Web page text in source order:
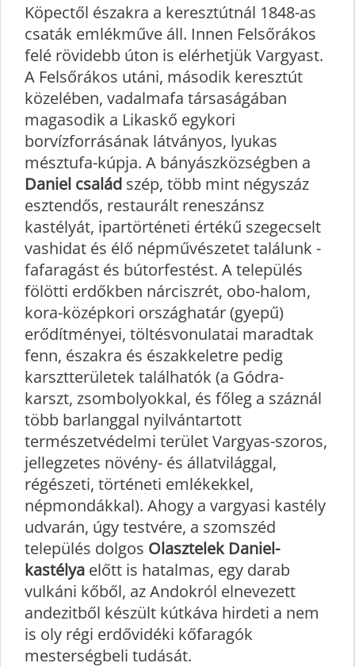
Köpectől északra a keresztútnál 1848-as
csaták emlékműve áll. Innen Felsőrákos
felé rövidebb úton is elérhetjük Vargyast.
A Felsőrákos utáni, második keresztút
közelében, vadalmafa társaságában
magasodik a Likaskő egykori
borvízforrásának látványos, lyukas
mésztufa-kúpja. A bányászközségben a
Daniel család szép, több mint négyszáz
esztendős, restaurált reneszánsz
kastélyát, ipartörténeti értékű szegecselt
vashidat és élő népművészetet találunk -
fafaragást és bútorfestést. A település
fölötti erdőkben nárciszrét, obo-halom,
kora-középkori országhatár (gyepű)
erődítményei, töltésvonulatai maradtak
fenn, északra és északkeletre pedig
karsztterületek találhatók (a Gódra-
karszt, zsombolyokkal, és főleg a száznál
több barlanggal nyilvántartott
természetvédelmi terület Vargyas-szoros,
jellegzetes növény- és állatvilággal,
régészeti, történeti emlékekkel,
népmondákkal). Ahogy a vargyasi kastély
udvarán, úgy testvére, a szomszéd
település dolgos Olasztelek Daniel-
kastélya előtt is hatalmas, egy darab
vulkáni kőből, az Andokról elnevezett
andezitből készült kútkáva hirdeti a nem
is oly régi erdővidéki kőfaragók
mesterségbeli tudását.